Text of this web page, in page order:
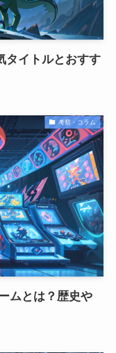
タイトルとおすす
考察・コラム
ムとは？歴史や